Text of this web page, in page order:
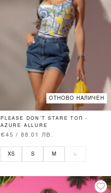
ОТНОВО НАЛИЧЕН
PLEASE DON’T STARE ТОП -
AZURE ALLURE
€45 / 88.01 ЛВ.
XS S M L